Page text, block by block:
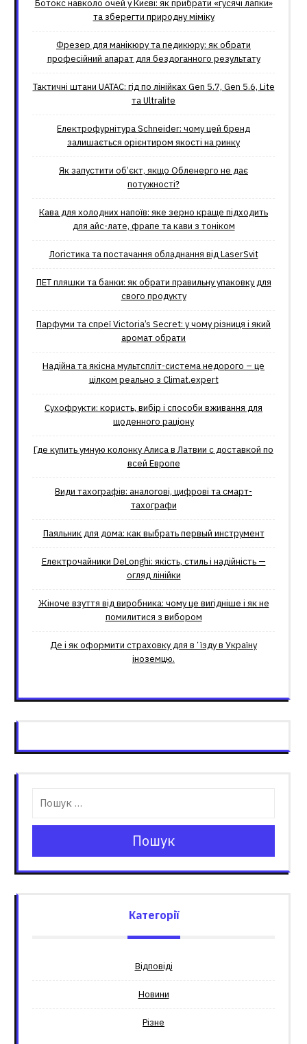
Ботокс навколо очей у Києві: як прибрати «гусячі лапки»
та зберегти природну міміку
Фрезер для манікюру та педикюру: як обрати
професійний апарат для бездоганного результату
Тактичні штани UATAC: гід по лінійках Gen 5.7, Gen 5.6, Lite
та Ultralite
Електрофурнітура Schneider: чому цей бренд
залишається орієнтиром якості на ринку
Як запустити об’єкт, якщо Обленерго не дає
потужності?
Кава для холодних напоїв: яке зерно краще підходить
для айс-лате, фрапе та кави з тоніком
Логістика та постачання обладнання від LaserSvit
ПЕТ пляшки та банки: як обрати правильну упаковку для
свого продукту
Парфуми та спреї Victoria’s Secret: у чому різниця і який
аромат обрати
Надійна та якісна мультспліт-система недорого – це
цілком реально з Climat.еxpert
Сухофрукти: користь, вибір і способи вживання для
щоденного раціону
Где купить умную колонку Алиса в Латвии с доставкой по
всей Европе
Види тахографів: аналогові, цифрові та смарт-
тахографи
Паяльник для дома: как выбрать первый инструмент
Електрочайники DeLonghi: якість, стиль і надійність —
огляд лінійки
Жіноче взуття від виробника: чому це вигідніше і як не
помилитися з вибором
Де і як оформити страховку для вʼїзду в Україну
іноземцю.
Пошук
Категорії
Відповіді
Новини
Різне